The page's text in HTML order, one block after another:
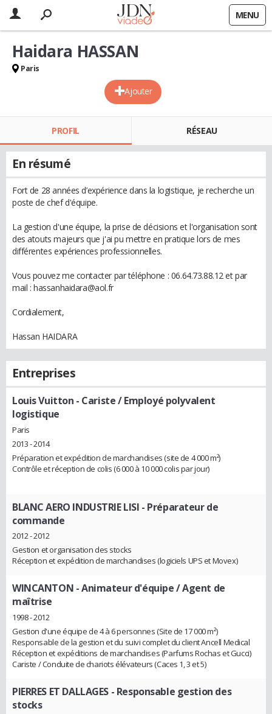
MENU
Ajouter
Haidara HASSAN
Paris
PROFIL RÉSEAU
En résumé
Fort de 28 années d’expérience dans la logistique, je recherche un
poste de chef d'équipe.
La gestion d'une équipe, la prise de décisions et l'organisation sont
des atouts majeurs que j'ai pu mettre en pratique lors de mes
différentes expériences professionnelles.
Vous pouvez me contacter par téléphone : 06.64.73.88.12 et par
mail : hassanhaidara@aol.fr
Cordialement,
Hassan HAIDARA
Entreprises
Louis Vuitton - Cariste / Employé polyvalent
logistique
Paris
2013 - 2014
Préparation et expédition de marchandises (site de 4 000 m²)
Contrôle et réception de colis (6 000 à 10 000 colis par jour)
BLANC AERO INDUSTRIE LISI - Préparateur de
commande
2012 - 2012
Gestion et organisation des stocks
Réception et expédition de marchandises (logiciels UPS et Movex)
WINCANTON - Animateur d'équipe / Agent de
maîtrise
1998 - 2012
Gestion d'une équipe de 4 à 6 personnes (Site de 17 000 m²)
Responsable de la gestion et du suivi complet du client Ancell Medical
Réception et expéditions de marchandises (Parfums Rochas et Gucci)
Cariste / Conduite de chariots élévateurs (Caces 1, 3 et 5)
PIERRES ET DALLAGES - Responsable gestion des
stocks